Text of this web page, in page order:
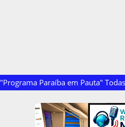
"Programa Paraíba em Pauta"